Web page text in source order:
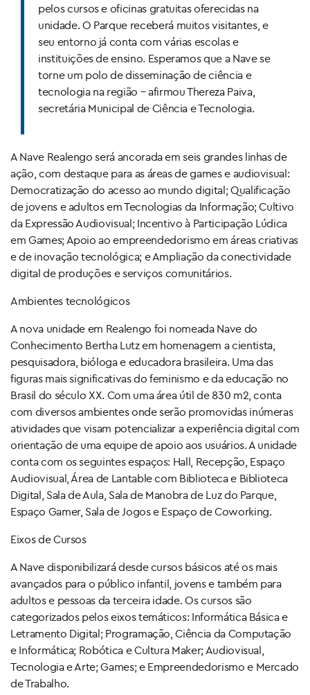
pelos cursos e oficinas gratuitas oferecidas na
unidade. O Parque receberá muitos visitantes, e
seu entorno já conta com várias escolas e
instituições de ensino. Esperamos que a Nave se
torne um polo de disseminação de ciência e
tecnologia na região – afirmou Thereza Paiva,
secretária Municipal de Ciência e Tecnologia.
A Nave Realengo será ancorada em seis grandes linhas de
ação, com destaque para as áreas de games e audiovisual:
Democratização do acesso ao mundo digital; Qualificação
de jovens e adultos em Tecnologias da Informação; Cultivo
da Expressão Audiovisual; Incentivo à Participação Lúdica
em Games; Apoio ao empreendedorismo em áreas criativas
e de inovação tecnológica; e Ampliação da conectividade
digital de produções e serviços comunitários.
Ambientes tecnológicos
A nova unidade em Realengo foi nomeada Nave do
Conhecimento Bertha Lutz em homenagem a cientista,
pesquisadora, bióloga e educadora brasileira. Uma das
figuras mais significativas do feminismo e da educação no
Brasil do século XX. Com uma área útil de 830 m2, conta
com diversos ambientes onde serão promovidas inúmeras
atividades que visam potencializar a experiência digital com
orientação de uma equipe de apoio aos usuários. A unidade
conta com os seguintes espaços: Hall, Recepção, Espaço
Audiovisual, Área de Lantable com Biblioteca e Biblioteca
Digital, Sala de Aula, Sala de Manobra de Luz do Parque,
Espaço Gamer, Sala de Jogos e Espaço de Coworking.
Eixos de Cursos
A Nave disponibilizará desde cursos básicos até os mais
avançados para o público infantil, jovens e também para
adultos e pessoas da terceira idade. Os cursos são
categorizados pelos eixos temáticos: Informática Básica e
Letramento Digital; Programação, Ciência da Computação
e Informática; Robótica e Cultura Maker; Audiovisual,
Tecnologia e Arte; Games; e Empreendedorismo e Mercado
de Trabalho.